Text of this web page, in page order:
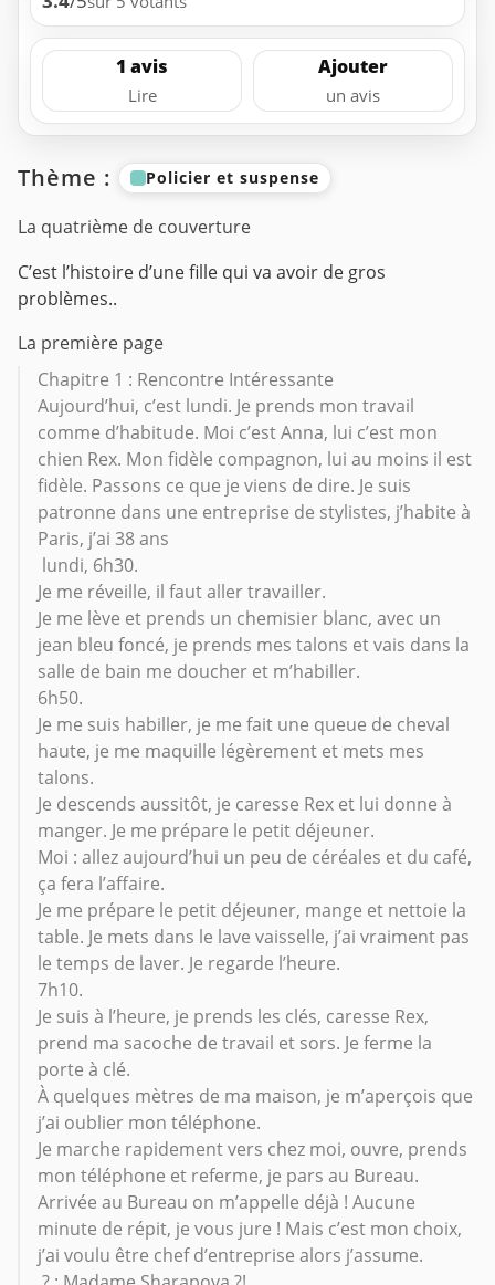
1 avis
Lire
Ajouter
un avis
Thème : Policier et suspense
La quatrième de couverture
C’est l’histoire d’une fille qui va avoir de gros
problèmes..
La première page
Chapitre 1 : Rencontre Intéressante
Aujourd’hui, c’est lundi. Je prends mon travail
comme d’habitude. Moi c’est Anna, lui c’est mon
chien Rex. Mon fidèle compagnon, lui au moins il est
fidèle. Passons ce que je viens de dire. Je suis
patronne dans une entreprise de stylistes, j’habite à
Paris, j’ai 38 ans
lundi, 6h30.
Je me réveille, il faut aller travailler.
Je me lève et prends un chemisier blanc, avec un
jean bleu foncé, je prends mes talons et vais dans la
salle de bain me doucher et m’habiller.
6h50.
Je me suis habiller, je me fait une queue de cheval
haute, je me maquille légèrement et mets mes
talons.
Je descends aussitôt, je caresse Rex et lui donne à
manger. Je me prépare le petit déjeuner.
Moi : allez aujourd’hui un peu de céréales et du café,
ça fera l’affaire.
Je me prépare le petit déjeuner, mange et nettoie la
table. Je mets dans le lave vaisselle, j’ai vraiment pas
le temps de laver. Je regarde l’heure.
7h10.
Je suis à l’heure, je prends les clés, caresse Rex,
prend ma sacoche de travail et sors. Je ferme la
porte à clé.
À quelques mètres de ma maison, je m’aperçois que
j’ai oublier mon téléphone.
Je marche rapidement vers chez moi, ouvre, prends
mon téléphone et referme, je pars au Bureau.
Arrivée au Bureau on m’appelle déjà ! Aucune
minute de répit, je vous jure ! Mais c’est mon choix,
j’ai voulu être chef d’entreprise alors j’assume.